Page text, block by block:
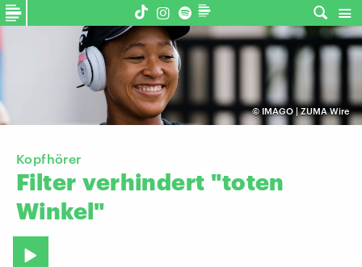
© IMAGO | ZUMA Wire
Kopfhörer
Filter verhindert "toten
Winkel"